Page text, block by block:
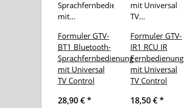
Formuler GTV-
BT1 Bluetooth-
Sprachfernbedienung
mit Universal
TV Control
28,90 €*
Formuler GTV-
IR1 RCU IR
Fernbedienung
mit Universal
TV Control
18,50 €*